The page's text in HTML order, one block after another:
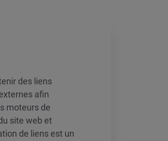
des liens
afin
moteurs de
site web et
de liens est un